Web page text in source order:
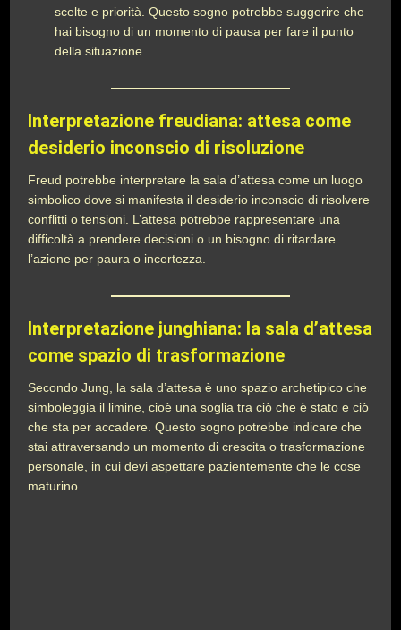
scelte e priorità. Questo sogno potrebbe suggerire che
hai bisogno di un momento di pausa per fare il punto
della situazione.
Interpretazione freudiana: attesa come
desiderio inconscio di risoluzione
Freud potrebbe interpretare la sala d’attesa come un luogo
simbolico dove si manifesta il desiderio inconscio di risolvere
conflitti o tensioni. L’attesa potrebbe rappresentare una
difficoltà a prendere decisioni o un bisogno di ritardare
l’azione per paura o incertezza.
Interpretazione junghiana: la sala d’attesa
come spazio di trasformazione
Secondo Jung, la sala d’attesa è uno spazio archetipico che
simboleggia il limine, cioè una soglia tra ciò che è stato e ciò
che sta per accadere. Questo sogno potrebbe indicare che
stai attraversando un momento di crescita o trasformazione
personale, in cui devi aspettare pazientemente che le cose
maturino.